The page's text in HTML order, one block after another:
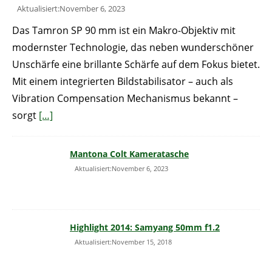
Aktualisiert:November 6, 2023
Das Tamron SP 90 mm ist ein Makro-Objektiv mit
modernster Technologie, das neben wunderschöner
Unschärfe eine brillante Schärfe auf dem Fokus bietet.
Mit einem integrierten Bildstabilisator – auch als
Vibration Compensation Mechanismus bekannt –
sorgt […]
Mantona Colt Kameratasche
Aktualisiert:November 6, 2023
Highlight 2014: Samyang 50mm f1.2
Aktualisiert:November 15, 2018